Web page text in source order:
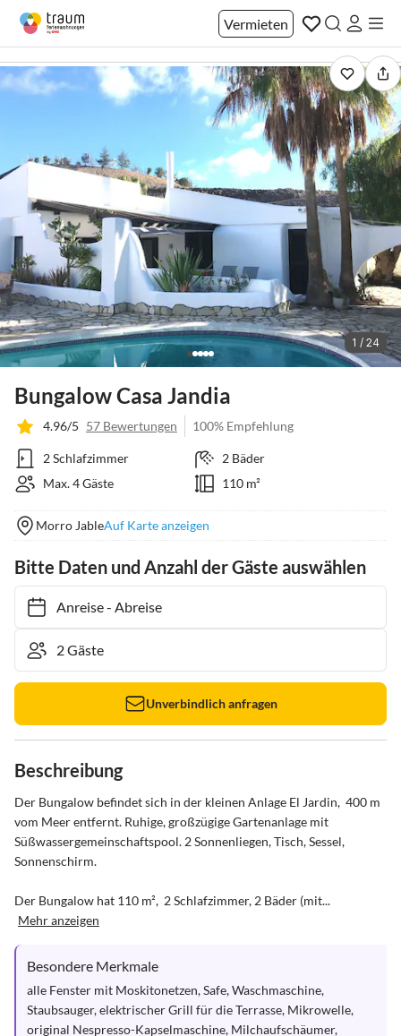
Vermieten
1 / 24
Bungalow Casa Jandia
4.96/5 57 Bewertungen 100% Empfehlung
2 Schlafzimmer
2 Bäder
Max. 4 Gäste
110 m²
Morro JableAuf Karte anzeigen
Bitte Daten und Anzahl der Gäste auswählen
Anreise- Abreise
Unverbindlich anfragen
Beschreibung
Der Bungalow befindet sich in der kleinen Anlage El Jardin,  400 m
vom Meer entfernt. Ruhige, großzügige Gartenanlage mit
Süßwassergemeinschaftspool. 2 Sonnenliegen, Tisch, Sessel,
Sonnenschirm.
Der Bungalow hat 110 m²,  2 Schlafzimmer, 2 Bäder (mit...
Mehr anzeigen
Besondere Merkmale
alle Fenster mit Moskitonetzen, Safe, Waschmaschine,
Staubsauger, elektrischer Grill für die Terrasse, Mikrowelle,
original Nespresso-Kapselmaschine, Milchaufschäumer,